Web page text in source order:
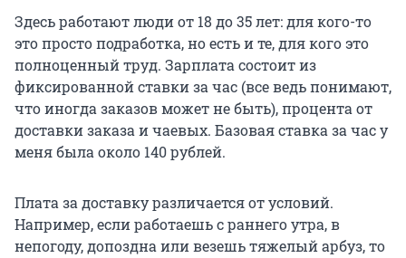
Здесь работают люди от 18 до 35 лет: для кого-то
это просто подработка, но есть и те, для кого это
полноценный труд. Зарплата состоит из
фиксированной ставки за час (все ведь понимают,
что иногда заказов может не быть), процента от
доставки заказа и чаевых. Базовая ставка за час у
меня была около 140 рублей.
Плата за доставку различается от условий.
Например, если работаешь с раннего утра, в
непогоду, допоздна или везешь тяжелый арбуз, то